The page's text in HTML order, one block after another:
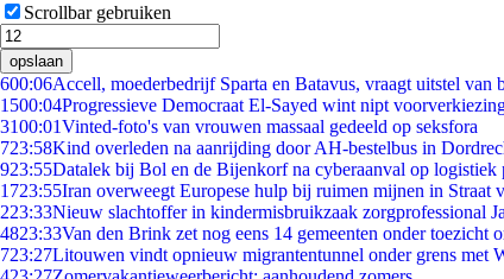
Scrollbar gebruiken
opslaan
600:06Accell, moederbedrijf Sparta en Batavus, vraagt uitstel van
1500:04Progressieve Democraat El-Sayed wint nipt
3100:01Vinted-foto's van vrouwen massaal gedeeld op seksfora
723:58Kind overleden na aanrijding door AH-bestelbus in
923:55Datalek bij Bol en de Bijenkorf na cyberaanval op logistiek
1723:55Iran overweegt Europese hulp bij ruimen mijnen in Straat
223:33Nieuw slachtoffer in kindermisbruikzaak zorgprofessional
4823:33Van den Brink zet nog eens 14 gemeenten onder toezicht
723:27Litouwen vindt opnieuw migrantentunnel onder grens met